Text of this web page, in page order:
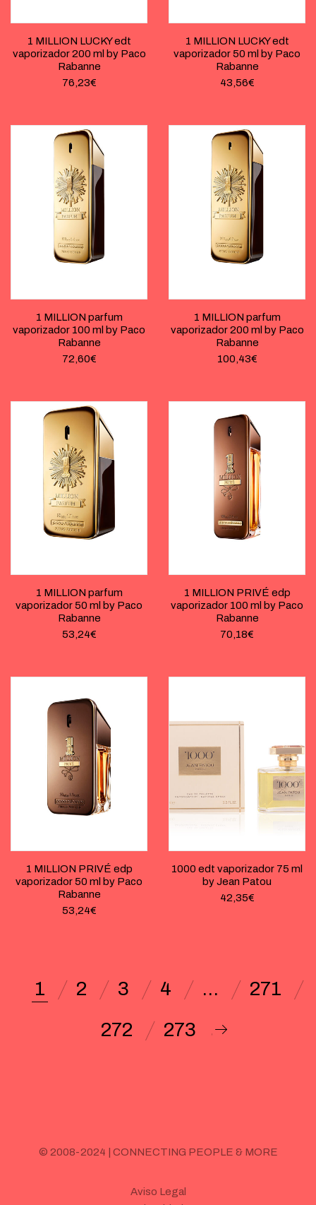
1 MILLION LUCKY edt
vaporizador 200 ml by Paco
Rabanne
76,23€
1 MILLION LUCKY edt
vaporizador 50 ml by Paco
Rabanne
43,56€
1 MILLION parfum
vaporizador 100 ml by Paco
Rabanne
72,60€
1 MILLION parfum
vaporizador 200 ml by Paco
Rabanne
100,43€
1 MILLION parfum
vaporizador 50 ml by Paco
Rabanne
53,24€
1 MILLION PRIVÉ edp
vaporizador 100 ml by Paco
Rabanne
70,18€
1 MILLION PRIVÉ edp
vaporizador 50 ml by Paco
Rabanne
53,24€
1000 edt vaporizador 75 ml
by Jean Patou
42,35€
1 2 3 4 …
271
272
273
© 2008-2024 | CONNECTING PEOPLE & MORE
Aviso Legal